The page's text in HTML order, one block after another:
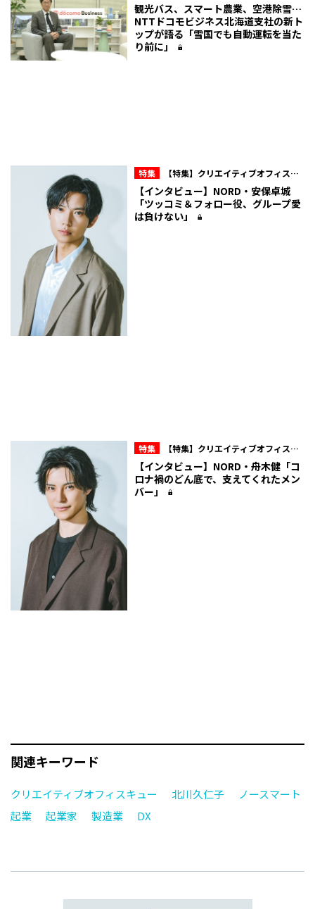
観光バス、スマート農業、空港除雪…
NTTドコモビジネス北海道支社の新ト
ップが語る「雪国でも自動運転を当た
り前に」
特集
【特集】クリエイティブオフィスキ
ュー所属・NORD 10周年の現在地
【インタビュー】NORD・安保卓城
「ツッコミ＆フォロー役、グループ愛
は負けない」
特集
【特集】クリエイティブオフィスキ
ュー所属・NORD 10周年の現在地
【インタビュー】NORD・舟木健「コ
ロナ禍のどん底で、支えてくれたメン
バー」
関連キーワード
クリエイティブオフィスキュー 北川久仁子
ノースマート
起業
起業家 製造業 DX